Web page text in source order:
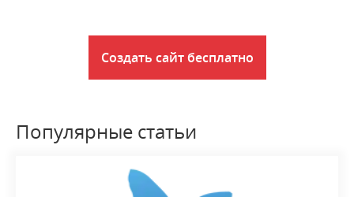
Создать сайт бесплатно
Популярные статьи